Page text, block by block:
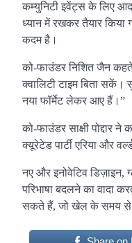
कम्युनिटी इवेंट्स के लिए
ध्यान में रखकर तैयार किया
कदम है।
को-फाउंडर निशित जैन
क्वालिटी टाइम बिता
नया फॉर्मेट लेकर आए हैं।”
को-फाउंडर साक्षी
क्यूरेटेड पार्टी एरिया और
नए और इनोवेटिव डिज़ाइन,
परिभाषा बदलने का वादा
सकते हैं, जो खेल के समय से